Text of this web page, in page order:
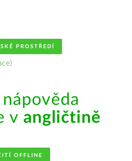
PROSTŘEDÍ
)
v angličtině
OFFLINE